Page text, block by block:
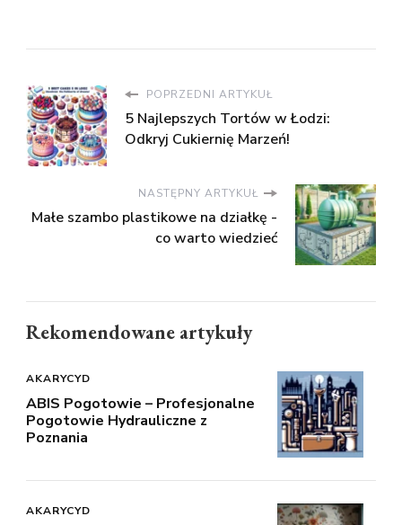
POPRZEDNI ARTYKUŁ
5 Najlepszych Tortów w Łodzi:
Odkryj Cukiernię Marzeń!
NASTĘPNY ARTYKUŁ
Małe szambo plastikowe na działkę -
co warto wiedzieć
Rekomendowane artykuły
AKARYCYD
ABIS Pogotowie – Profesjonalne
Pogotowie Hydrauliczne z
Poznania
AKARYCYD